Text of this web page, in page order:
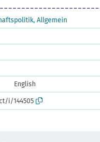
Allgemein
English
i/144505